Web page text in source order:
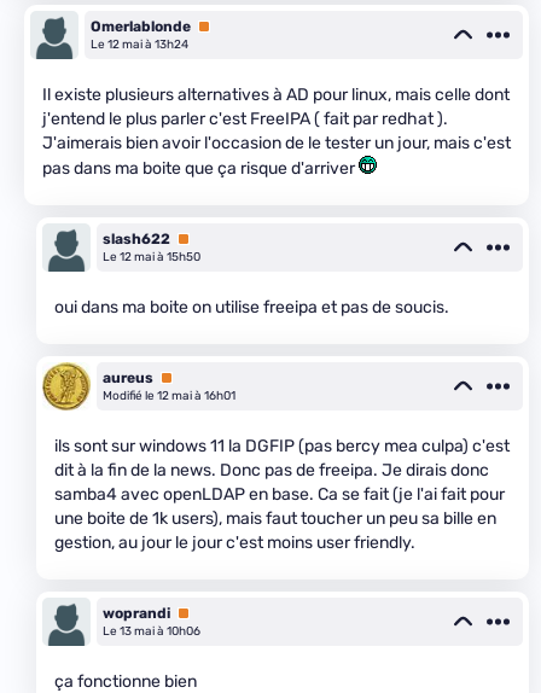
Omerlablonde Premium
Le 12 mai à 13h24
Il existe plusieurs alternatives à AD pour linux, mais celle dont
j'entend le plus parler c'est FreeIPA ( fait par redhat ).
J'aimerais bien avoir l'occasion de le tester un jour, mais c'est
pas dans ma boite que ça risque d'arriver
slash622 Premium
Le 12 mai à 15h50
oui dans ma boite on utilise freeipa et pas de soucis.
aureus Premium
Modifié le 12 mai à 16h01
ils sont sur windows 11 la DGFIP (pas bercy mea culpa) c'est
dit à la fin de la news. Donc pas de freeipa. Je dirais donc
samba4 avec openLDAP en base. Ca se fait (je l'ai fait pour
une boite de 1k users), mais faut toucher un peu sa bille en
gestion, au jour le jour c'est moins user friendly.
woprandi Premium
Le 13 mai à 10h06
ça fonctionne bien